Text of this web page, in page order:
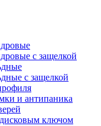
с защелкой
с защелкой
и антипаника
ключом